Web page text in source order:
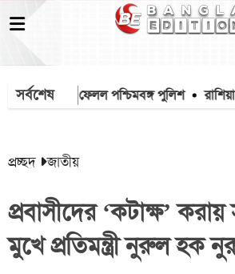
সর্বশেষ
খুলে ফেলল পশ্চিমবঙ্গ পুলিশ রাশিয়া
প্রচ্ছদ জাতীয়
প্রবাসীদের ‘কটাক্ষ’
মুখে প্রতিমন্ত্রী নুরুল হক